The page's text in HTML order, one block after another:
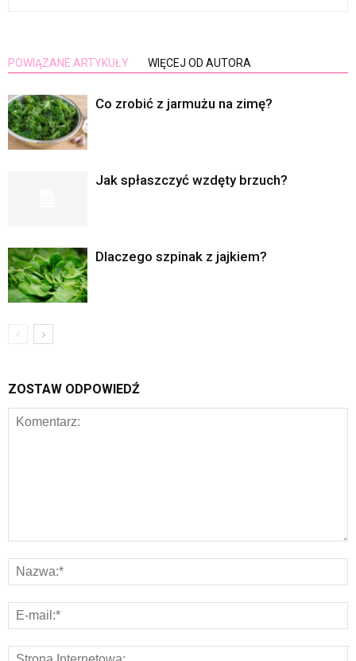
POWIĄZANE ARTYKUŁY WIĘCEJ OD AUTORA
Co zrobić z jarmużu na zimę?
Jak spłaszczyć wzdęty brzuch?
Dlaczego szpinak z jajkiem?
ZOSTAW ODPOWIEDŹ